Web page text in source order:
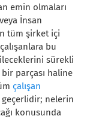
emin olmaları
İnsan
tüm şirket içi
bu
sürekli
parçası haline
çalışan
geçerlidir; nelerin
konusunda